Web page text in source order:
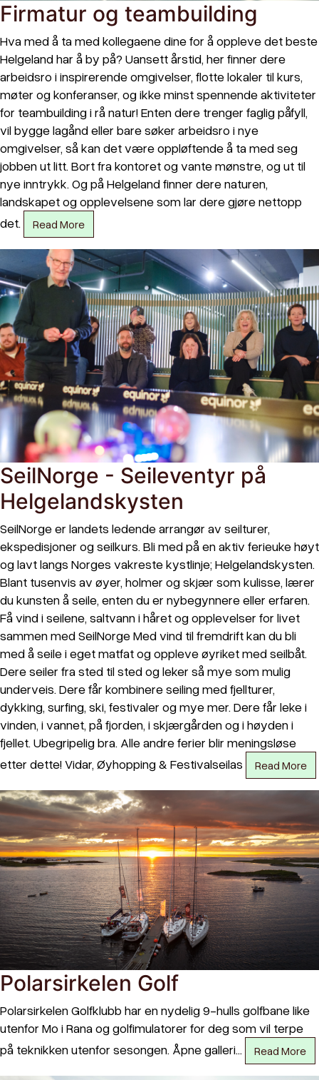
Firmatur og teambuilding
Hva med å ta med kollegaene dine for å oppleve det beste
Helgeland har å by på? Uansett årstid, her finner dere
arbeidsro i inspirerende omgivelser, flotte lokaler til kurs,
møter og konferanser, og ikke minst spennende aktiviteter
for teambuilding i rå natur! Enten dere trenger faglig påfyll,
vil bygge lagånd eller bare søker arbeidsro i nye
omgivelser, så kan det være oppløftende å ta med seg
jobben ut litt. Bort fra kontoret og vante mønstre, og ut til
nye inntrykk. Og på Helgeland finner dere naturen,
landskapet og opplevelsene som lar dere gjøre nettopp
det.
Read More
SeilNorge - Seileventyr på
Helgelandskysten
SeilNorge er landets ledende arrangør av seilturer,
ekspedisjoner og seilkurs. Bli med på en aktiv ferieuke høyt
og lavt langs Norges vakreste kystlinje; Helgelandskysten.
Blant tusenvis av øyer, holmer og skjær som kulisse, lærer
du kunsten å seile, enten du er nybegynnere eller erfaren.
Få vind i seilene, saltvann i håret og opplevelser for livet
sammen med SeilNorge Med vind til fremdrift kan du bli
med å seile i eget matfat og oppleve øyriket med seilbåt.
Dere seiler fra sted til sted og leker så mye som mulig
underveis. Dere får kombinere seiling med fjellturer,
dykking, surfing, ski, festivaler og mye mer. Dere får leke i
vinden, i vannet, på fjorden, i skjærgården og i høyden i
fjellet. Ubegripelig bra. Alle andre ferier blir meningsløse
etter dette! Vidar, Øyhopping & Festivalseilas
Read More
Polarsirkelen Golf
Polarsirkelen Golfklubb har en nydelig 9-hulls golfbane like
utenfor Mo i Rana og golfimulatorer for deg som vil terpe
på teknikken utenfor sesongen. Åpne galleri…
Read More